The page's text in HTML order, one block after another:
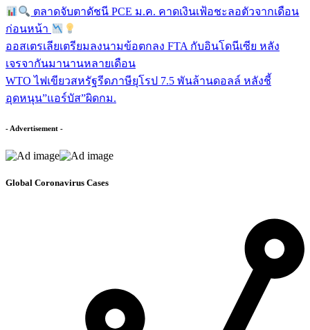
ตลาดจับตาดัชนี PCE ม.ค. คาดเงินเฟ้อชะลอตัวจากเดือน
ก่อนหน้า
ออสเตรเลียเตรียมลงนามข้อตกลง FTA กับอินโดนีเซีย หลัง
เจรจากันมานานหลายเดือน
WTO ไฟเขียวสหรัฐรีดภาษียุโรป 7.5 พันล้านดอลล์ หลังชี้
อุดหนุน”แอร์บัส”ผิดกม.
- Advertisement -
Global Coronavirus Cases